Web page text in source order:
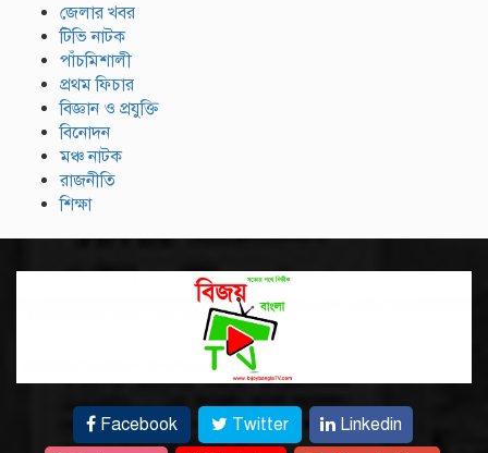
জেলার খবর
টিভি নাটক
পাঁচমিশালী
প্রথম ফিচার
বিজ্ঞান ও প্রযুক্তি
বিনোদন
মঞ্চ নাটক
রাজনীতি
শিক্ষা
Facebook Twitter
Linkedin